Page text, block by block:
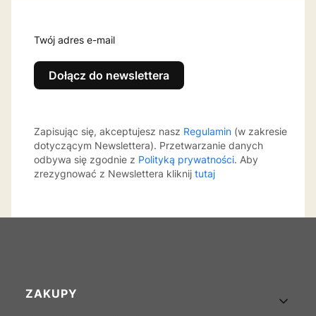
Twój adres e-mail
Dołącz do newslettera
Zapisując się, akceptujesz nasz Regulamin (w zakresie
dotyczącym Newslettera). Przetwarzanie danych
odbywa się zgodnie z Polityką prywatności. Aby
zrezygnować z Newslettera kliknij tutaj
Linki w stopce
ZAKUPY